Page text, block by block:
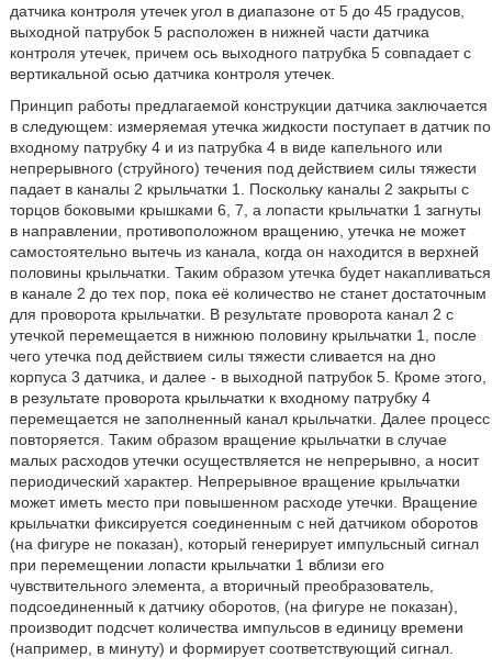
датчика контроля утечек угол в диапазоне от 5 до 45 градусов,
выходной патрубок 5 расположен в нижней части датчика
контроля утечек, причем ось выходного патрубка 5 совпадает с
вертикальной осью датчика контроля утечек.
Принцип работы предлагаемой конструкции датчика заключается
в следующем: измеряемая утечка жидкости поступает в датчик по
входному патрубку 4 и из патрубка 4 в виде капельного или
непрерывного (струйного) течения под действием силы тяжести
падает в каналы 2 крыльчатки 1. Поскольку каналы 2 закрыты с
торцов боковыми крышками 6, 7, а лопасти крыльчатки 1 загнуты
в направлении, противоположном вращению, утечка не может
самостоятельно вытечь из канала, когда он находится в верхней
половины крыльчатки. Таким образом утечка будет накапливаться
в канале 2 до тех пор, пока её количество не станет достаточным
для проворота крыльчатки. В результате проворота канал 2 с
утечкой перемещается в нижнюю половину крыльчатки 1, после
чего утечка под действием силы тяжести сливается на дно
корпуса 3 датчика, и далее - в выходной патрубок 5. Кроме этого,
в результате проворота крыльчатки к входному патрубку 4
перемещается не заполненный канал крыльчатки. Далее процесс
повторяется. Таким образом вращение крыльчатки в случае
малых расходов утечки осуществляется не непрерывно, а носит
периодический характер. Непрерывное вращение крыльчатки
может иметь место при повышенном расходе утечки. Вращение
крыльчатки фиксируется соединенным с ней датчиком оборотов
(на фигуре не показан), который генерирует импульсный сигнал
при перемещении лопасти крыльчатки 1 вблизи его
чувствительного элемента, а вторичный преобразователь,
подсоединенный к датчику оборотов, (на фигуре не показан),
производит подсчет количества импульсов в единицу времени
(например, в минуту) и формирует соответствующий сигнал.